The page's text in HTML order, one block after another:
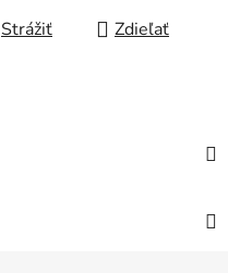
Strážiť Zdieľať